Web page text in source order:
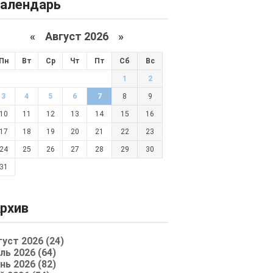
« Август 2026 »
Пн Вт Ср Чт Пт Сб Вс
1 2
3 4 5 6 7 8 9
10 11 12 13 14 15 16
17 18 19 20 21 22 23
24 25 26 27 28 29 30
31
2026 (24)
2026 (64)
2026 (82)